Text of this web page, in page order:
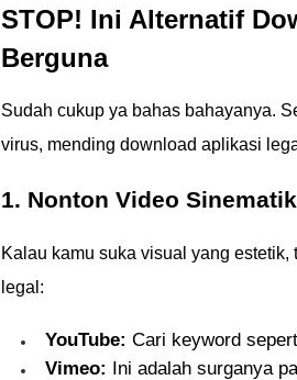
STOP! Ini Alternatif
Berguna
Sudah cukup ya bahas bahayanya.
virus, mending download aplikasi
1. Nonton Video
Kalau kamu suka visual yang
legal:
YouTube: Cari keyword
Vimeo: Ini adalah surganya